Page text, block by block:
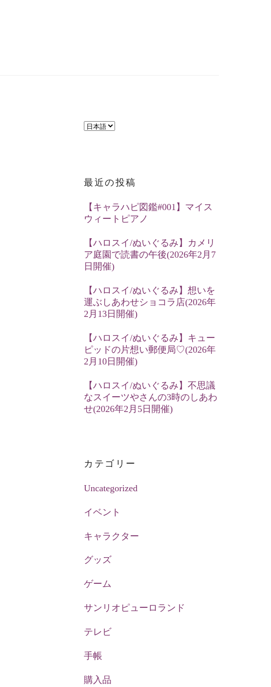
言
択
最近の投稿
【キャラハピ図鑑#001】マイス
ウィートピアノ
【ハロスイ/ぬいぐるみ】カメリ
ア庭園で読書の午後(2026年2月7
日開催)
【ハロスイ/ぬいぐるみ】想いを
運ぶしあわせショコラ店(2026年
2月13日開催)
【ハロスイ/ぬいぐるみ】キュー
ピッドの片想い郵便局♡(2026年
2月10日開催)
【ハロスイ/ぬいぐるみ】不思議
なスイーツやさんの3時のしあわ
せ(2026年2月5日開催)
カテゴリー
Uncategorized
イベント
キャラクター
グッズ
ゲーム
サンリオピューロランド
テレビ
手帳
購入品